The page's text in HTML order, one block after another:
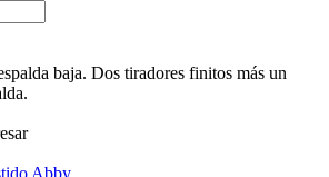
baja. Dos tiradores finitos más un